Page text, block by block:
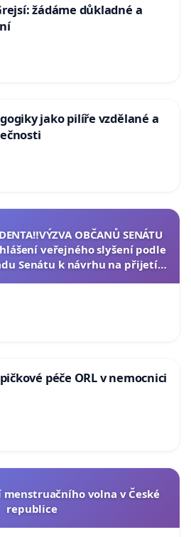
žádáme důkladné a
jako pilíře vzdělané a
OBČANŮ SENÁTU
veřejného slyšení podle
Senátu k návrhu na přijetí
péče ORL v nemocnici
menstruačního volna v České
republice